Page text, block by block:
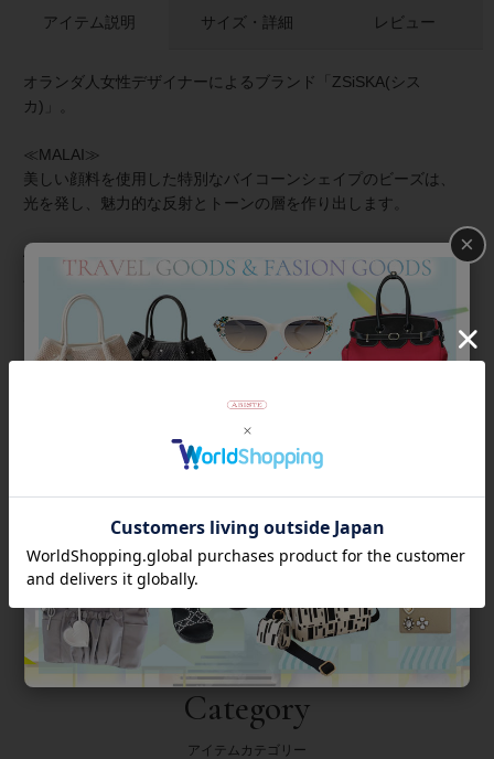
アイテム説明
オランダ人女性デザイナーによるブランド「ZSiSKA(シス
カ)」。
≪MALAI≫
美しい顔料を使用した特別なバイコーンシェイプのビーズは、
光を発し、魅力的な反射とトーンの層を作り出します。
About ZSiSKA/シスカとは
上質な樹脂、ポリエステルレジンの特性を活かし、ガラスのよ
うな質感を再現しつつも、軽くてつけやすいことで人気を博し
サイズ・詳細 レビュー
返品について
Category
アイテムカテゴリー
×